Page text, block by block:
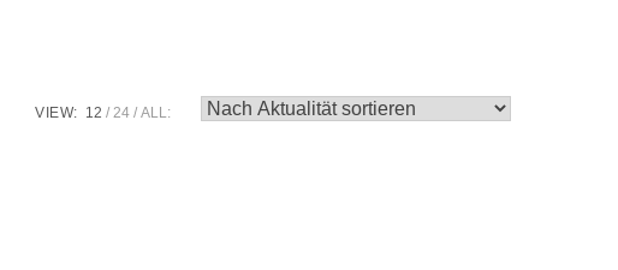
VIEW: 12 24 ALL: